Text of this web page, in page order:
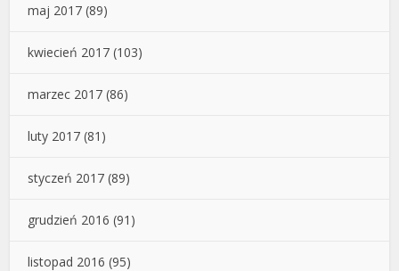
maj 2017 (89)
kwiecień 2017 (103)
marzec 2017 (86)
luty 2017 (81)
styczeń 2017 (89)
grudzień 2016 (91)
listopad 2016 (95)